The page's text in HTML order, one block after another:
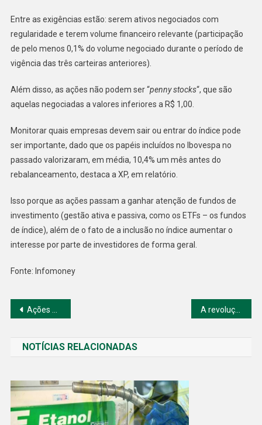
Entre as exigências estão: serem ativos negociados com
regularidade e terem volume financeiro relevante (participação
de pelo menos 0,1% do volume negociado durante o período de
vigência das três carteiras anteriores).
Além disso, as ações não podem ser “penny stocks“, que são
aquelas negociadas a valores inferiores a R$ 1,00.
Monitorar quais empresas devem sair ou entrar do índice pode
ser importante, dado que os papéis incluídos no Ibovespa no
passado valorizaram, em média, 10,4% um mês antes do
rebalanceamento, destaca a XP, em relatório.
Isso porque as ações passam a ganhar atenção de fundos de
investimento (gestão ativa e passiva, como os ETFs – os fundos
de índice), além de o fato de a inclusão no índice aumentar o
interesse por parte de investidores de forma geral.
Fonte: Infomoney
Navegação
Post
Ações da CBA (CBAV3) alcançam uma alta de 6,16% em seu pregão de estreia na Bolsa
NOTÍCIAS RELACIONADAS